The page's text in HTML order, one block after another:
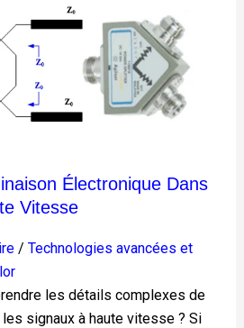
Électronique Dans
Vitesse
/ Technologies avancées et
les détails complexes de
signaux à haute vitesse ? Si